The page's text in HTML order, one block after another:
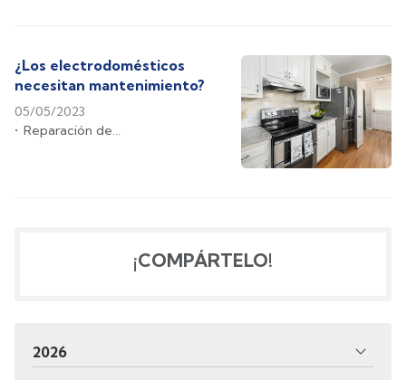
¿Los electrodomésticos
necesitan mantenimiento?
05/05/2023
Reparación de
¡COMPÁRTELO!
2026